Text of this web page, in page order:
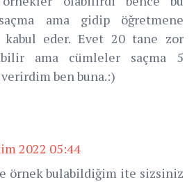
ama gidip öğretmene
kabul eder. Evet 20 tane zor
ama cümleler saçma 5
ben buna.:)
2022 05:44
örnek bulabildiğim ite sizsiniz